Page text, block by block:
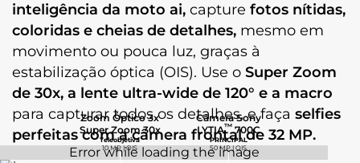
Recursos de Câmera: Estabilização Horizontal | Night Vision
| Câmera Lenta | Adobe Scanner
| Audio Zoom| Cabine de Fotos | Lente Tilt-shift | Captura
Dupla (Video) | Google Fotos*
Câmera Frontal
Câmera Principal Frontal: 32 MP| Lente 80,5° | Abertura f/2,4
Captura de vídeo: Ultra HD 4K (30 fps) | Full HD (60 fps)
Zoom Óptico 3x
Super Zoom 30x
Teleobjetiva
10 MP | OIS
Câmera Sony
LYTIA™700C
PRINCIPAL
50 MP | OIS
inteligência da moto ai, capture fotos nítidas,
coloridas e cheias de detalhes, mesmo em
movimento ou pouca luz, graças à
estabilização óptica (OIS). Use o Super Zoom
de 30x, a lente ultra-wide de 120° e a macro
para capturar todos os detalhes, e faça selfies
perfeitas com a câmera frontal de 32 MP.